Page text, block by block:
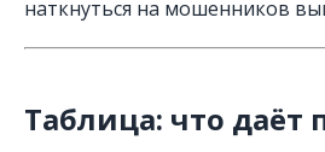
наткнуться на мошенников
Таблица: что даёт